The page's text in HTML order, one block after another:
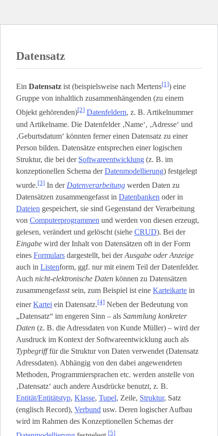
Datensatz
Ein Datensatz ist (beispielsweise nach Mertens[1]) eine
Gruppe von inhaltlich zusammenhängenden (zu einem
Objekt gehörenden)[2] Datenfeldern, z. B. Artikelnummer
und Artikelname. Die Datenfelder ‚Name‘, ‚Adresse‘ und
‚Geburtsdatum‘ könnten ferner einen Datensatz zu einer
Person bilden. Datensätze entsprechen einer logischen
Struktur, die bei der Softwareentwicklung (z. B. im
konzeptionellen Schema derDatenmodellierung) festgelegt
wurde.[3] In der Datenverarbeitung werden Daten zu
Datensätzen zusammengefasst in Datenbanken oder in
Dateien gespeichert, sie sind Gegenstand der Verarbeitung
von Computerprogrammen und werden von diesen erzeugt,
gelesen, verändert und gelöscht (siehe CRUD). Bei der
Eingabe wird der Inhalt von Datensätzen oft in der Form
eines Formulars dargestellt, bei derAusgabe oder Anzeige
auch in Listen­form, ggf. nur mit einem Teil der Datenfelder.
Auch nicht-elektronische Daten können zu Datensätzen
zusammengefasst sein, zum Beispiel ist eine Karteikarte in
einerKartei ein Datensatz.[4] Neben der Bedeutung von
„Datensatz“ im engeren Sinn – als Sammlung konkreter
Daten (z. B. die Adressdaten von Kunde Müller) – wird der
Ausdruck im Kontext der Softwareentwicklung auch als
Typbegrifffür die Struktur von Daten verwendet (Datensatz
Adressdaten). Abhängig von den dabei angewendeten
Methoden, Programmiersprachen etc. werden anstelle von
‚Datensatz‘ auch andere Ausdrücke benutzt, z. B.
Entität/Entitätstyp, Klasse, Tupel, Zeile, Struktur, Satz
(englisch Record), Verbund usw. Deren logischer Aufbau
wird im Rahmen des Konzeptionellen Schemas der
[5]